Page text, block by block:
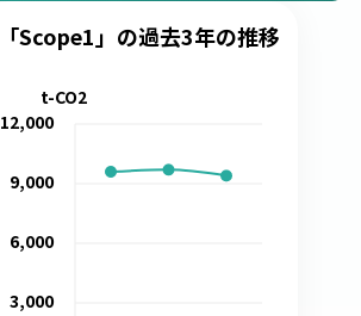
「Scope1」の過去3年の推移
3,000
6,000
9,000
12,000
t-CO2